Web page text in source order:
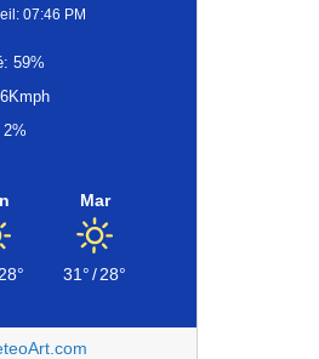
07:46 PM
59%
2%
28°
Mar
31°/28°